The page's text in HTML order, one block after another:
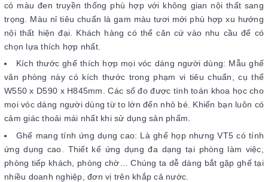
có màu đen truyền thống phù hợp với không gian nội thất sang
trọng. Màu nỉ tiêu chuẩn là gam màu tươi mới phù hợp xu hướng
nội thất hiện đại. Khách hàng có thể căn cứ vào nhu cầu để có
chọn lựa thích hợp nhất.
Kích thước ghế thích hợp mọi vóc dáng người dùng: Mẫu ghế
văn phòng này có kích thước trong phạm vi tiêu chuẩn, cụ thể
W550 x D590 x H845mm. Các số đo được tính toán khoa học cho
mọi vóc dáng người dùng từ to lớn đến nhỏ bé. Khiến bạn luôn có
cảm giác thoải mái nhất khi sử dụng sản phẩm.
Ghế mang tính ứng dụng cao: Là ghế họp nhưng VT5 có tính
ứng dụng cao. Thiết kế ứng dụng đa dạng tại phòng làm việc,
phòng tiếp khách, phòng chờ… Chúng ta dễ dàng bắt gặp ghế tại
nhiều doanh nghiệp, đơn vị trên khắp cả nước.